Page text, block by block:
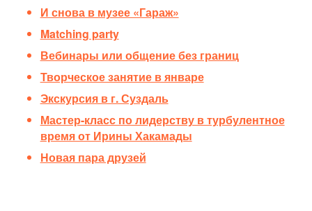
И снова в музее «Гараж»
Matching party
Вебинары или общение без границ
Творческое занятие в январе
Экскурсия в г. Суздаль
Мастер-класс по лидерству в турбулентное
время от Ирины Хакамады
Новая пара друзей